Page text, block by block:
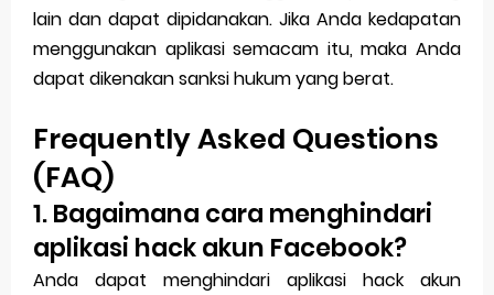
lain dan dapat dipidanakan. Jika Anda kedapatan
menggunakan aplikasi semacam itu, maka Anda
dapat dikenakan sanksi hukum yang berat.
Frequently Asked Questions
(FAQ)
1. Bagaimana cara menghindari
aplikasi hack akun Facebook?
Anda dapat menghindari aplikasi hack akun